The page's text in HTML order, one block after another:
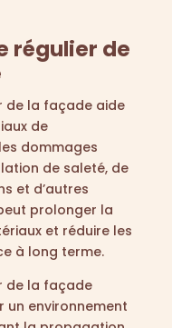
régulier de
de la façade aide
de
dommages
de saleté, de
et d’autres
prolonger la
et réduire les
à long terme.
de la façade
un environnement